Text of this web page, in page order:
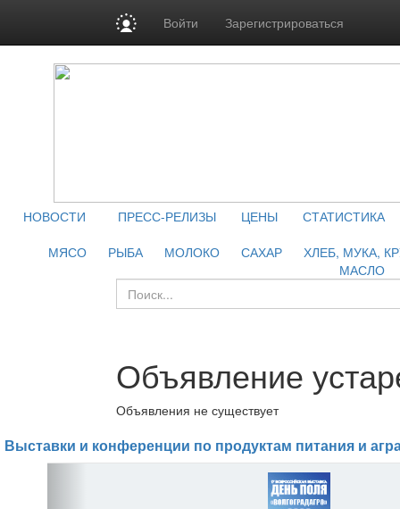
Войти Зарегистрироваться
НОВОСТИ ПРЕСС-РЕЛИЗЫ ЦЕНЫ
СТАТИСТИКА
МЯСО
РЫБА МОЛОКО САХАР
ХЛЕБ, МУКА,
МАСЛО
Объявление
Объявления не существует
Выставки и конференции по продуктам питания и